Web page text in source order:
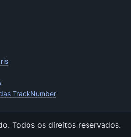
TrackNumber
Todos os direitos reservados.